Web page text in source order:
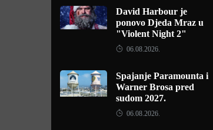
David Harbour je
ponovo Djeda Mraz u
"Violent Night 2"
06.08.2026.
Spajanje Paramounta i
Warner Brosa pred
sudom 2027.
06.08.2026.